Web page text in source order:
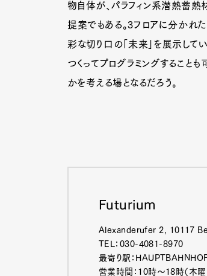
物自体が、パラフィン系潜熱蓄熱
提案でもある。3フロアに分かれ
彩な切り口の「未来」を展示して
つくってプログラミングすること
かを考える場となるだろう。
Futurium
Alexanderufer 2, 10117
TEL：030-4081-8970
最寄り駅：
営業時間：10時～18時（木